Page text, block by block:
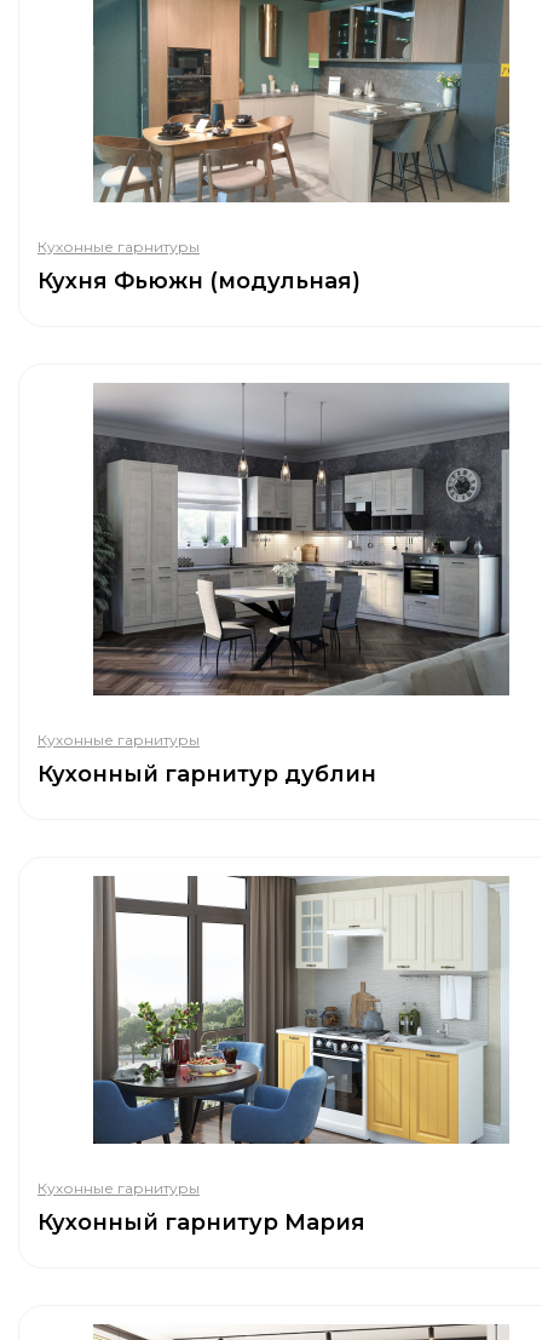
Кухонные гарнитуры
Кухня Фьюжн (модульная)
Кухонные гарнитуры
Кухонный гарнитур дублин
Кухонные гарнитуры
Кухонный гарнитур Мария